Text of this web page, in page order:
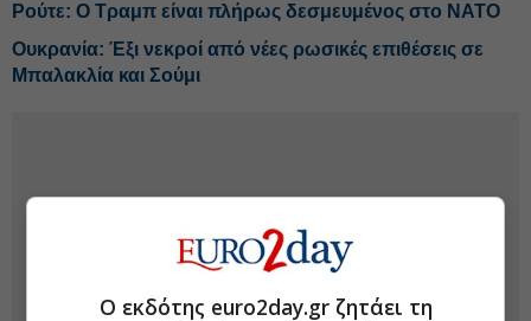
Ρούτε: Ο Τραμπ είναι πλήρως δεσμευμένος στο ΝΑΤΟ
Ουκρανία: Έξι νεκροί από νέες ρωσικές επιθέσεις σε
Μπαλακλία και Σούμι
Ο εκδότης euro2day.gr ζητάει τη